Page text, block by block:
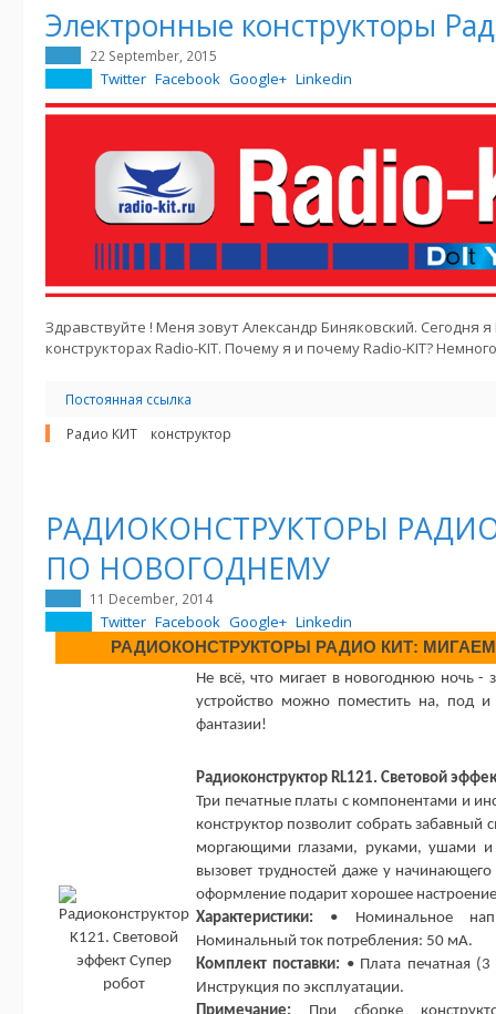
Электронные конструкторы
22 September, 2015
Twitter Facebook Google+ Linkedin
Здравствуйте ! Меня зовут Александр Биняковский. Сегодня
конструкторах Radio-KIT. Почему я и почему Radio-KIT?
Постоянная ссылка
Радио КИТ
конструктор
РАДИОКОНСТРУКТОРЫ
ПО НОВОГОДНЕМУ
11 December, 2014
Twitter Facebook Google+ Linkedin
РАДИОКОНСТРУКТОРЫ РАДИО КИТ:
Не всё, что мигает в новогоднюю ночь -
устройство можно поместить на, под
фантазии!
Радиоконструктор RL121. Световой
Три печатные платы с компонентами и
конструктор позволит собрать забавный
моргающими глазами, руками, ушами и
вызовет трудностей даже у
оформление подарит хорошее
Характеристики: • Номинальное
Номинальный ток потребления: 50 мА.
Комплект поставки: • Плата печатная
Инструкция по эксплуатации.